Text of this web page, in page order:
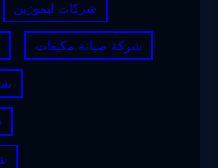
شركات ليموزين
شركة صيانة مكيفات